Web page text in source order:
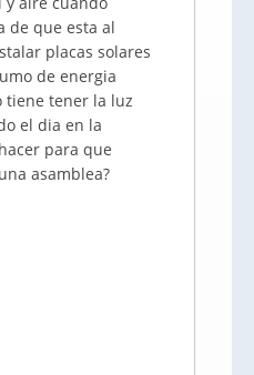
de que esta al
placas solares
de energia
tiene tener la luz
el dia en la
para que
asamblea?